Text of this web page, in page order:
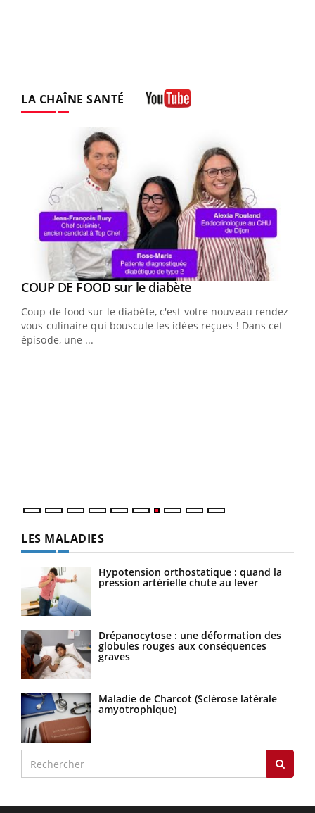
LA CHAÎNE SANTÉ
Youtube
COUP DE FOOD sur le diabèteYoutube
Coup de food sur le diabète, c'est votre nouveau rendez-
vous culinaire qui bouscule les idées reçues ! Dans cet
épisode, une ...
Youtube
Quand l’entreprise mise sur le bien être global
"Les rendez-vous de la santé et de la qualité de vie au
travail" de Pourquoi Docteur reçoivent Régis Blugeon,
DRH et directeur ...
LES MALADIES
Hypotension orthostatique : quand la
pression artérielle chute au lever
Drépanocytose : une déformation des
globules rouges aux conséquences
graves
Maladie de Charcot (Sclérose latérale
amyotrophique)